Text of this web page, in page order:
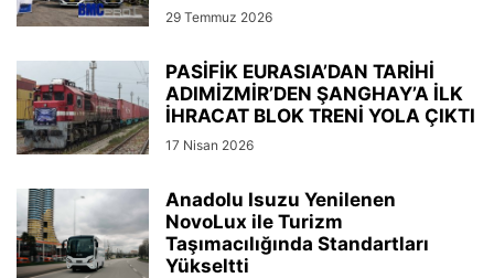
29 Temmuz 2026
PASİFİK EURASIA’DAN TARİHİ
ADIMİZMİR’DEN ŞANGHAY’A İLK
İHRACAT BLOK TRENİ YOLA ÇIKTI
17 Nisan 2026
Anadolu Isuzu Yenilenen
NovoLux ile Turizm
Taşımacılığında Standartları
Yükseltti